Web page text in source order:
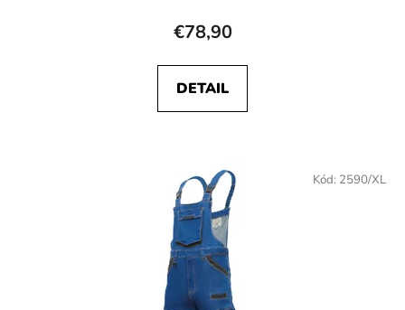
€78,90
DETAIL
Kód: 2590/XL